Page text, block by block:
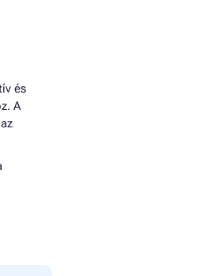
és
A